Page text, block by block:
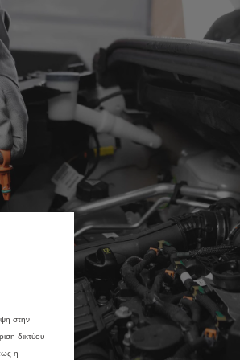
στην
δικτύου
η